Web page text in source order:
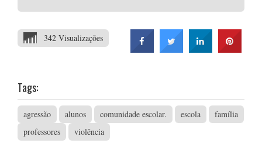
342 Visualizações
Tags:
agressão alunos comunidade escolar. escola
família
professores
violência